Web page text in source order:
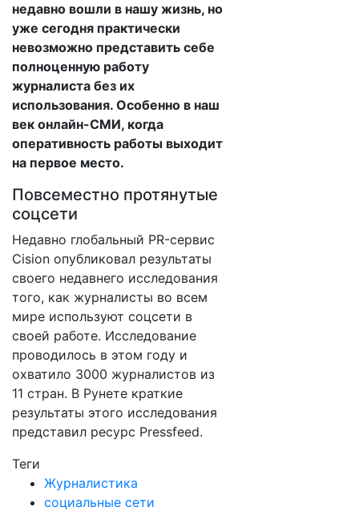
недавно вошли в нашу жизнь, но
уже сегодня практически
невозможно представить себе
полноценную работу
журналиста без их
использования. Особенно в наш
век онлайн-СМИ, когда
оперативность работы выходит
на первое место.
Повсеместно протянутые
соцсети
Недавно глобальный PR-сервис
Cision опубликовал результаты
своего недавнего исследования
того, как журналисты во всем
мире используют соцсети в
своей работе. Исследование
проводилось в этом году и
охватило 3000 журналистов из
11 стран. В Рунете краткие
результаты этого исследования
представил ресурс Pressfeed.
Теги
Журналистика
социальные сети